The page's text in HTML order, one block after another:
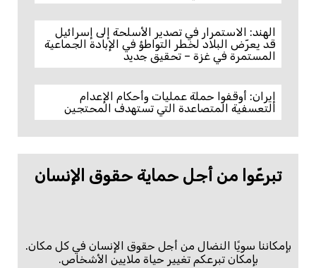
الهند: الاستمرار في تصدير الأسلحة إلى إسرائيل
قد يعرّض البلاد لخطر التواطؤ في الإبادة الجماعية
المستمرة في غزة – تحقيق جديد
إيران: أوقفوا حملة عمليات وأحكام الإعدام
التعسفية المتصاعدة التي تستهدف المحتجين
تبرعّوا من أجل حماية حقوق الإنسان
بإمكاننا سويًا النضال من أجل حقوق الإنسان في كل مكان.
بإمكان تبرعكم تغيير حياة ملايين الأشخاص.